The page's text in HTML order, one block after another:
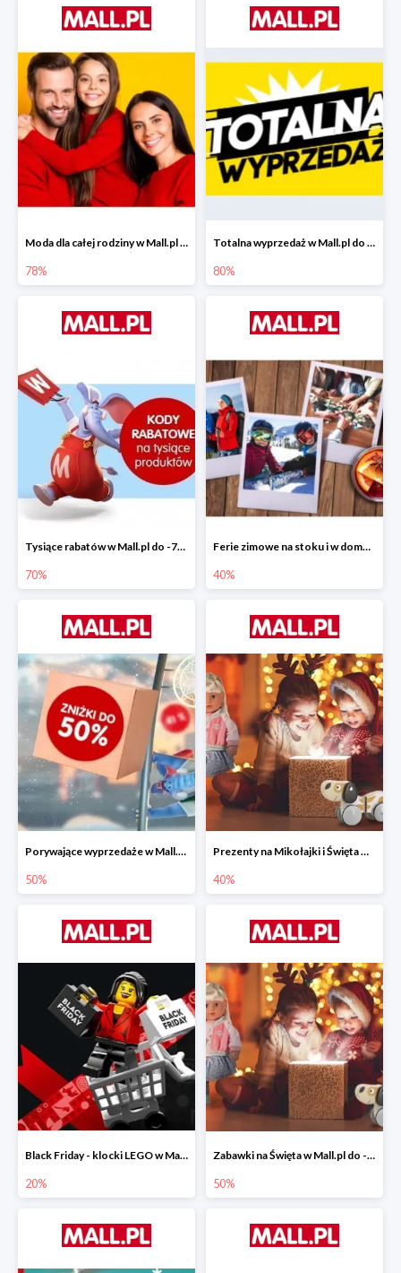
Moda dla całej rodziny w Mall.pl do -78%
78%
Totalna wyprzedaż w Mall.pl do -80%
80%
Tysiące rabatów w Mall.pl do -70%
70%
Ferie zimowe na stoku i w domu w Mall.pl do -40%
40%
Porywające wyprzedaże w Mall.pl do -50%
50%
Prezenty na Mikołajki i Święta w Mall.pl do -40%
40%
Black Friday - klocki LEGO w Mall.pl do -20%
20%
Zabawki na Święta w Mall.pl do -50%
50%